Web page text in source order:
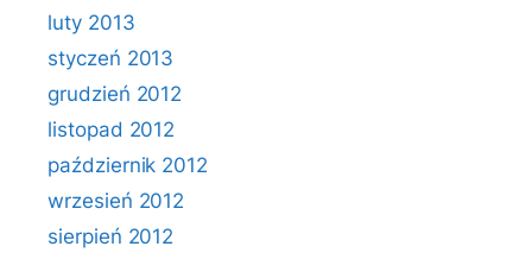
luty 2013
styczeń 2013
grudzień 2012
listopad 2012
październik 2012
wrzesień 2012
sierpień 2012